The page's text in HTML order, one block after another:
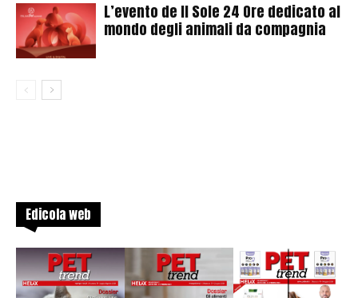
L’evento de Il Sole 24 Ore dedicato al
mondo degli animali da compagnia
Edicola web